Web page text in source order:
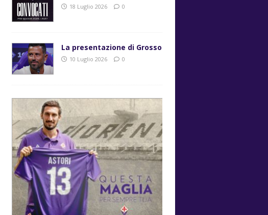
18 Luglio 2026 0
La presentazione di Grosso
10 Luglio 2026 0